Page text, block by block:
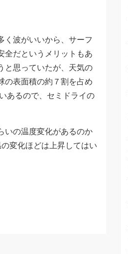
く波がいいから、サーフ
全だというメリットもあ
と思っていたが、天気の
の表面積の約７割を占め
あるので、セミドライの
いの温度変化があるのか
変化ほどは上昇してはい